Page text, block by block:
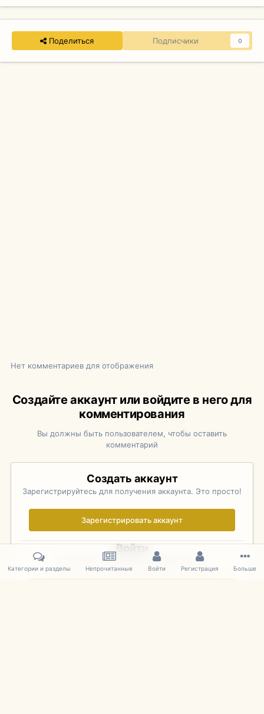
Поделиться Подписчики 0
Нет комментариев для отображения
Создайте аккаунт или войдите в него для
комментирования
Вы должны быть пользователем, чтобы оставить
комментарий
Создать аккаунт
Зарегистрируйтесь для получения аккаунта. Это просто!
Зарегистрировать аккаунт
Войти
Уже зарегистрированы? Войдите здесь.
Категории и разделы Непрочитанные Войти Регистрация Больше